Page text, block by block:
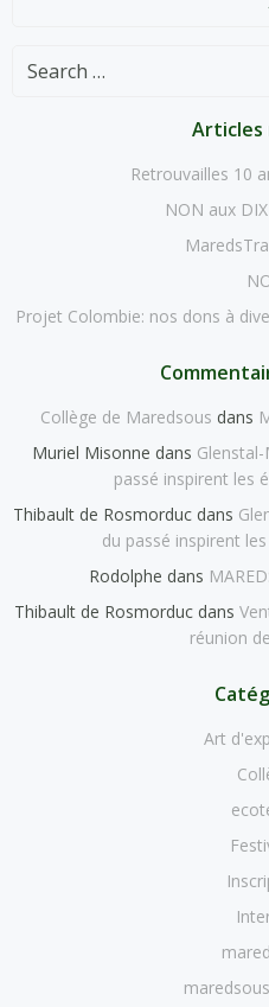
Search
Articles
Retrouvailles 10
NON aux
Projet Colombie: nos dons à
Collège de Maredsous dans
Muriel Misonne dans
passé inspirent les
Thibault de Rosmorduc dans
du passé inspirent
Rodolphe dans
Thibault de Rosmorducdans
réunion
Art